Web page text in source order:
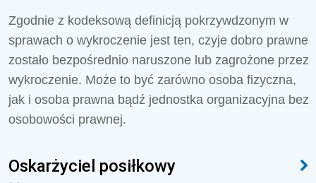
Zgodnie z kodeksową definicją pokrzywdzonym w
sprawach o wykroczenie jest ten, czyje dobro prawne
zostało bezpośrednio naruszone lub zagrożone przez
wykroczenie. Może to być zarówno osoba fizyczna,
jak i osoba prawna bądź jednostka organizacyjna bez
osobowości prawnej.
Oskarżyciel posiłkowy